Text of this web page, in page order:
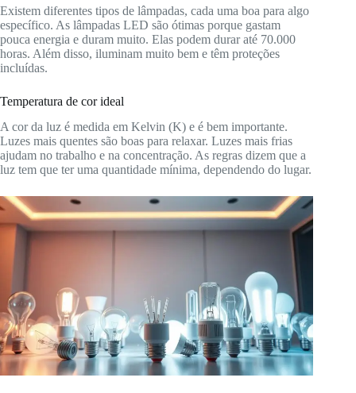
Existem diferentes tipos de lâmpadas, cada uma boa para algo
específico. As lâmpadas LED são ótimas porque gastam
pouca energia e duram muito. Elas podem durar até 70.000
horas. Além disso, iluminam muito bem e têm proteções
incluídas.
Temperatura de cor ideal
A cor da luz é medida em Kelvin (K) e é bem importante.
Luzes mais quentes são boas para relaxar. Luzes mais frias
ajudam no trabalho e na concentração. As regras dizem que a
luz tem que ter uma quantidade mínima, dependendo do lugar.